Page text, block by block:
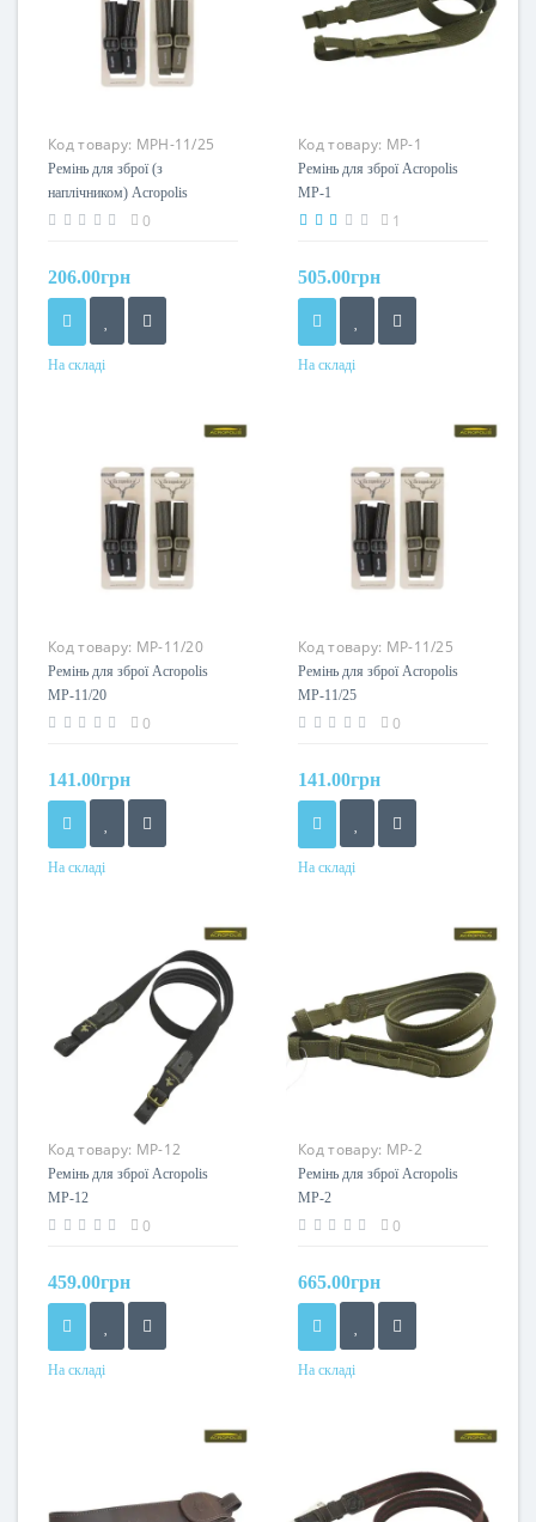
Код товару: МРН-11/25
Ремінь для зброї (з
наплічником) Acropolis
МРН-11/25
0
206.00грн
На складі
Код товару: МР-1
Ремінь для зброї Acropolis
МР-1
1
505.00грн
На складі
Код товару: МР-11/20
Ремінь для зброї Acropolis
МР-11/20
0
141.00грн
На складі
Код товару: МР-11/25
Ремінь для зброї Acropolis
МР-11/25
0
141.00грн
На складі
Код товару: МР-12
Ремінь для зброї Acropolis
МР-12
0
459.00грн
На складі
Код товару: МР-2
Ремінь для зброї Acropolis
МР-2
0
665.00грн
На складі